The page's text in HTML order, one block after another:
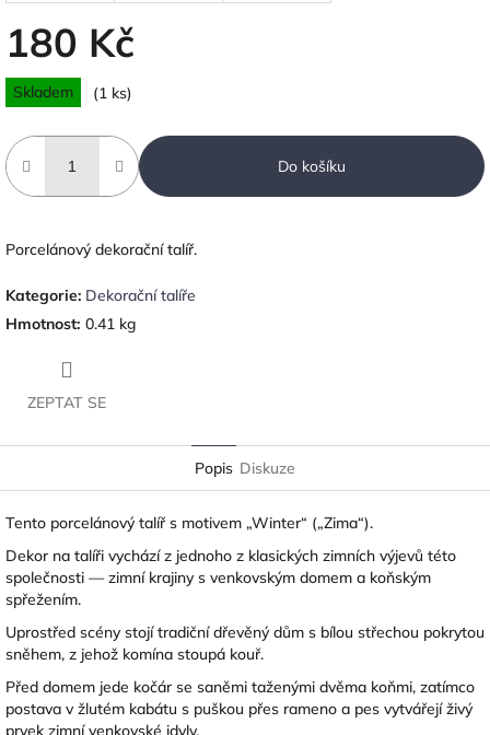
180 Kč
Měrná
cena:
Skladem (1 ks)
Do košíku
Porcelánový dekorační talíř.
Kategorie: Dekorační talíře
Hmotnost: 0.41 kg
ZEPTAT SE
Popis Diskuze
Tento porcelánový talíř s motivem „Winter“ („Zima“).
Dekor na talíři vychází z jednoho z klasických zimních výjevů této
společnosti — zimní krajiny s venkovským domem a koňským
spřežením.
Uprostřed scény stojí tradiční dřevěný dům s bílou střechou pokrytou
sněhem, z jehož komína stoupá kouř.
Před domem jede kočár se saněmi taženými dvěma koňmi, zatímco
postava v žlutém kabátu s puškou přes rameno a pes vytvářejí živý
prvek zimní venkovské idyly.